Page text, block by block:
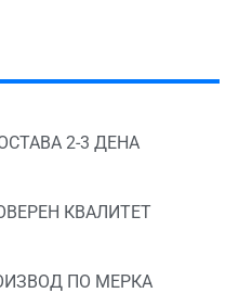
2-3 ДЕНА
КВАЛИТЕТ
ПО МЕРКА